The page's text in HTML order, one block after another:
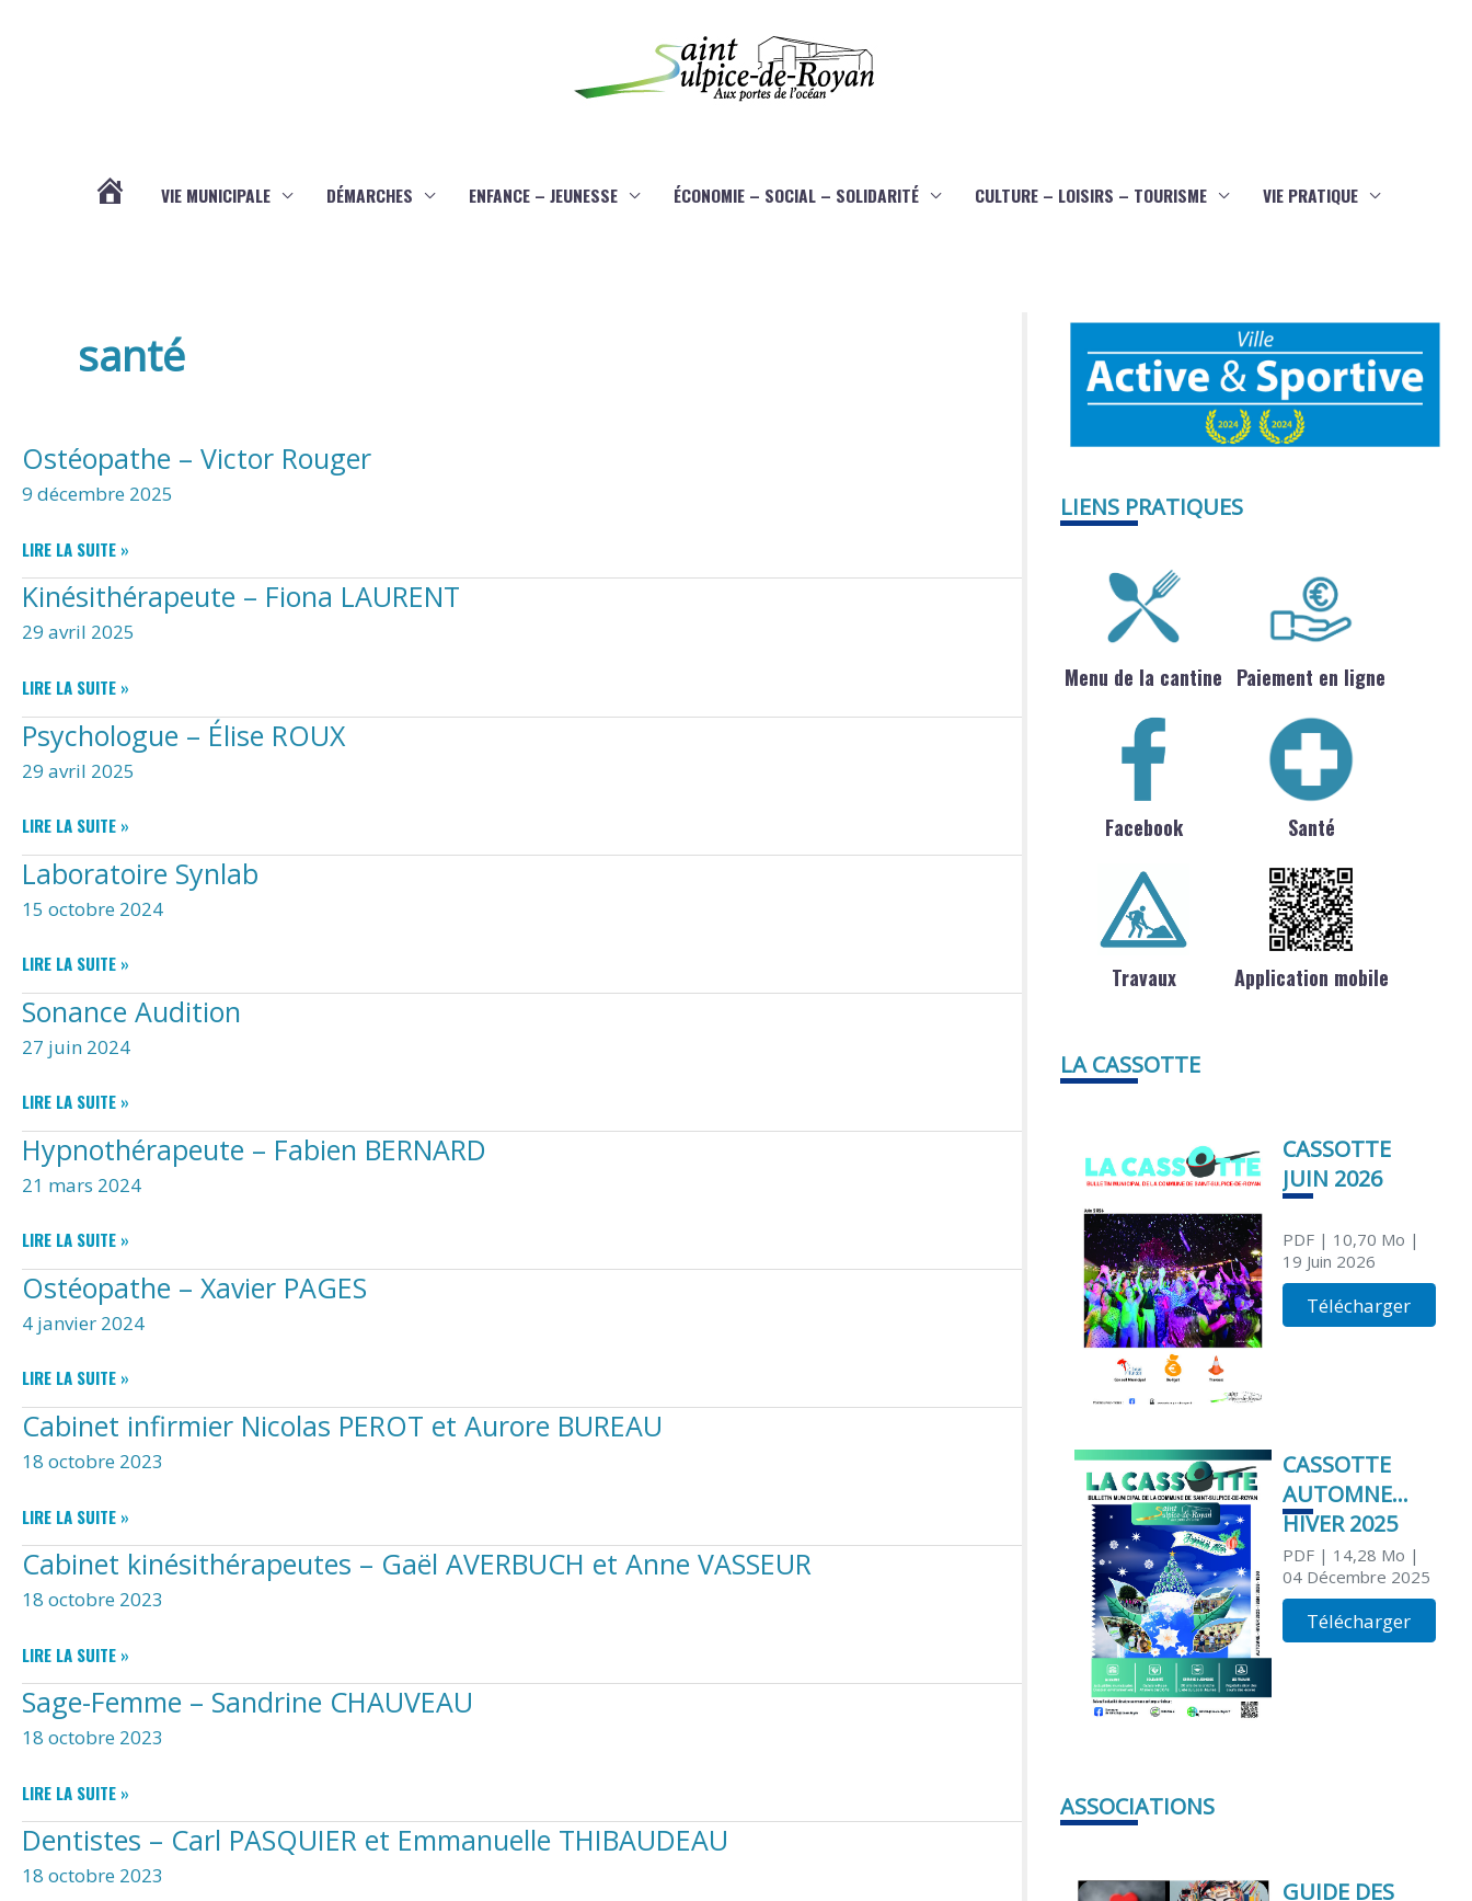
VIE MUNICIPALE DÉMARCHES ENFANCE – JEUNESSE ÉCONOMIE – SOCIAL – SOLIDARITÉ CULTURE – LOISIRS – TOURISME VIE PRATIQUE
santé
Ostéopathe – Victor Rouger
9 décembre 2025
OSTÉOPATHE
–
VICTOR
ROUGER
LIRE LA SUITE »
Kinésithérapeute – Fiona LAURENT
29 avril 2025
KINÉSITHÉRAPEUTE
FIONA
LAURENT
LIRE LA SUITE »
Psychologue – Élise ROUX
29 avril 2025
PSYCHOLOGUE
ÉLISE
LIRE LA SUITE »
Laboratoire Synlab
15 octobre 2024
LABORATOIRE
LIRE LA SUITE »
Sonance Audition
27 juin 2024
SONANCE
LIRE LA SUITE »
Hypnothérapeute – Fabien BERNARD
21 mars 2024
HYPNOTHÉRAPEUTE
FABIEN
LIRE LA SUITE »
Ostéopathe – Xavier PAGES
4 janvier 2024
OSTÉOPATHE
–
XAVIER
PAGES
LIRE LA SUITE »
Cabinet infirmier Nicolas PEROT et Aurore BUREAU
18 octobre 2023
CABINET
INFIRMIER
NICOLAS
PEROT
ET
BUREAU
LIRE LA SUITE »
Cabinet kinésithérapeutes – Gaël AVERBUCH et Anne VASSEUR
18 octobre 2023
CABINET
KINÉSITHÉRAPEUTES
–
GAËL
AVERBUCH
ANNE
VASSEUR
LIRE LA SUITE »
Sage-Femme – Sandrine CHAUVEAU
18 octobre 2023
SAGE-
FEMME
–
SANDRINE
CHAUVEAU
LIRE LA SUITE »
Dentistes – Carl PASQUIER et Emmanuelle THIBAUDEAU
18 octobre 2023
LIENS PRATIQUES
Menu de la cantine Paiement en ligne
Facebook Santé
Travaux Application mobile
LA CASSOTTE
CASSOTTE
JUIN 2026
PDF| 10,70 Mo |
19 Juin 2026
Télécharger
CASSOTTE
AUTOMNE
HIVER 2025
PDF| 14,28 Mo |
04 Décembre 2025
Télécharger
ASSOCIATIONS
GUIDE DES